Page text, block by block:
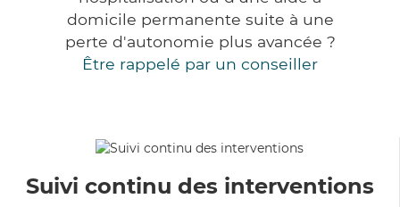
domicile permanente suite à une
perte d'autonomie plus avancée ?
Être rappelé par un conseiller
Suivi continu des interventions